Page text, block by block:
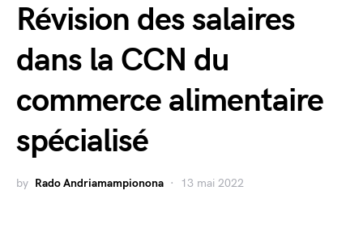
Révision des salaires
dans la CCN du
commerce alimentaire
spécialisé
by Rado Andriamampionona 13 mai 2022